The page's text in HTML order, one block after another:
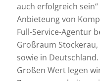
auch erfolgreich
Anbieteung von
Full-Service-Agentur
Großraum
sowie in Deutschland.
Großen Wert legen